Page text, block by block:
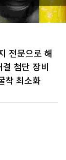
전문으로 해
첨단 장비
착 최소화